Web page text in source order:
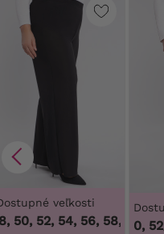
veľkosti
50, 52, 54, 56, 58, 60, 62,
48/50, 52/